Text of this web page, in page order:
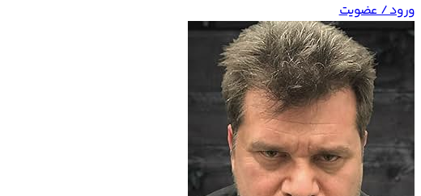
ورود / عضویت